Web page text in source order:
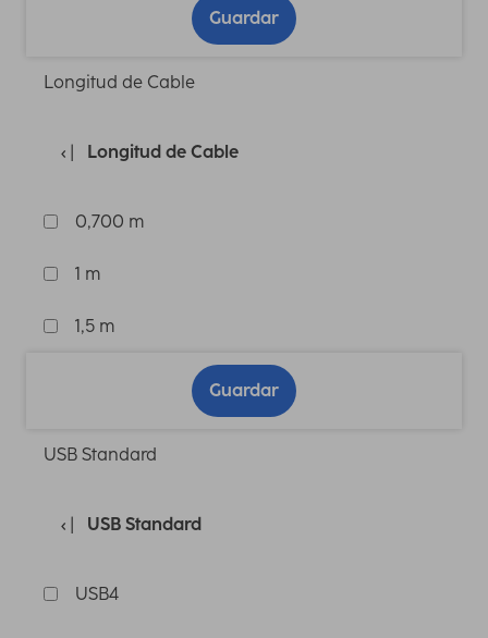
Guardar
Longitud de Cable
Longitud de Cable
0,700 m
1 m
1,5 m
Guardar
USB Standard
USB Standard
USB4